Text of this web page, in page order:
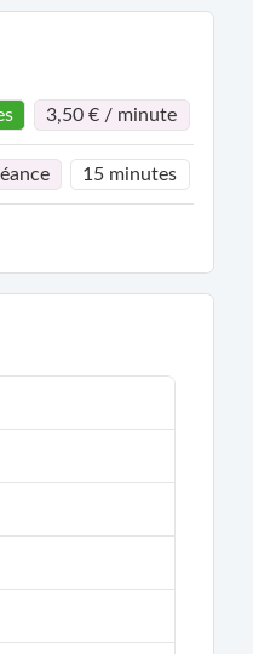
soi.
3,50 € / minute
15 minutes